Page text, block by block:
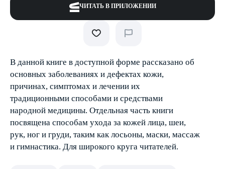
ЧИТАТЬ В ПРИЛОЖЕНИИ
В данной книге в доступной форме рассказано об
основных заболеваниях и дефектах кожи,
причинах, симптомах и лечении их
традиционными способами и средствами
народной медицины. Отдельная часть книги
посвящена способам ухода за кожей лица, шеи,
рук, ног и груди, таким как лосьоны, маски, массаж
и гимнастика. Для широкого круга читателей.